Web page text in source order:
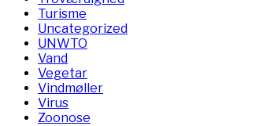
Turisme
Uncategorized
UNWTO
Vand
Vegetar
Vindmøller
Virus
Zoonose